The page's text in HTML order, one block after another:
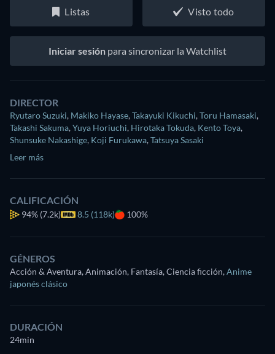
Listas Visto todo
Iniciar sesión para sincronizar la Watchlist
DIRECTOR
Ryutaro Suzuki, Makiko Hayase,Takayuki Kikuchi,Toru Hamasaki,
Takashi Sakuma,Yuya Horiuchi, Hirotaka Tokuda, Kento Toya,
Shunsuke Nakashige, Koji Furukawa,Tatsuya Sasaki
Leer más
CALIFICACIÓN
94% (7.2k) 8.5 (118k) 100%
GÉNEROS
Acción & Aventura, Animación, Fantasía, Ciencia ficción,Anime
japonés clásico
DURACIÓN
24min